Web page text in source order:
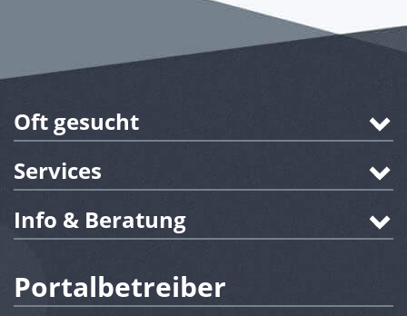
Oft gesucht
Services
Info & Beratung
Portalbetreiber